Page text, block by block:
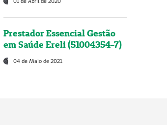
Prestador Essencial Gestão
em Saúde Ereli (51004354-7)
04 de Maio de 2021